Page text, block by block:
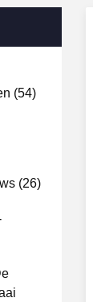
(54)
(26)